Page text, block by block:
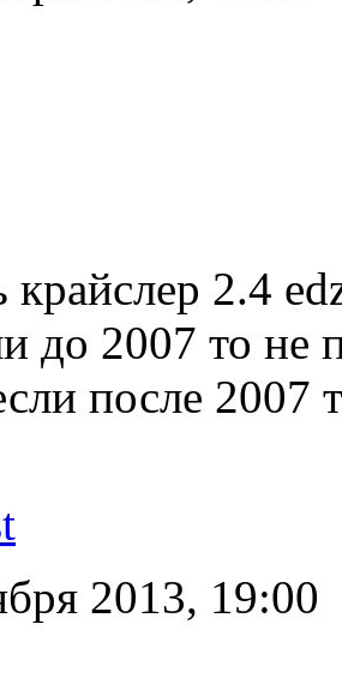
крайслер 2.4
до 2007 то не
после 2007
2013, 19:00